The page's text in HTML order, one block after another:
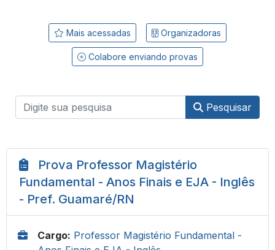
Mais acessadas Organizadoras
Colabore enviando provas
Pesquisar
Prova Professor Magistério
Fundamental - Anos Finais e EJA - Inglês
- Pref. Guamaré/RN
Cargo: Professor Magistério Fundamental -